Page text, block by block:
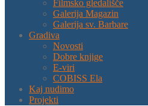
Filmsko gledališče
Galerija Magazin
Galerija sv. Barbare
Gradiva
Novosti
Dobre knjige
E-viri
COBISS Ela
Kaj nudimo
Projekti